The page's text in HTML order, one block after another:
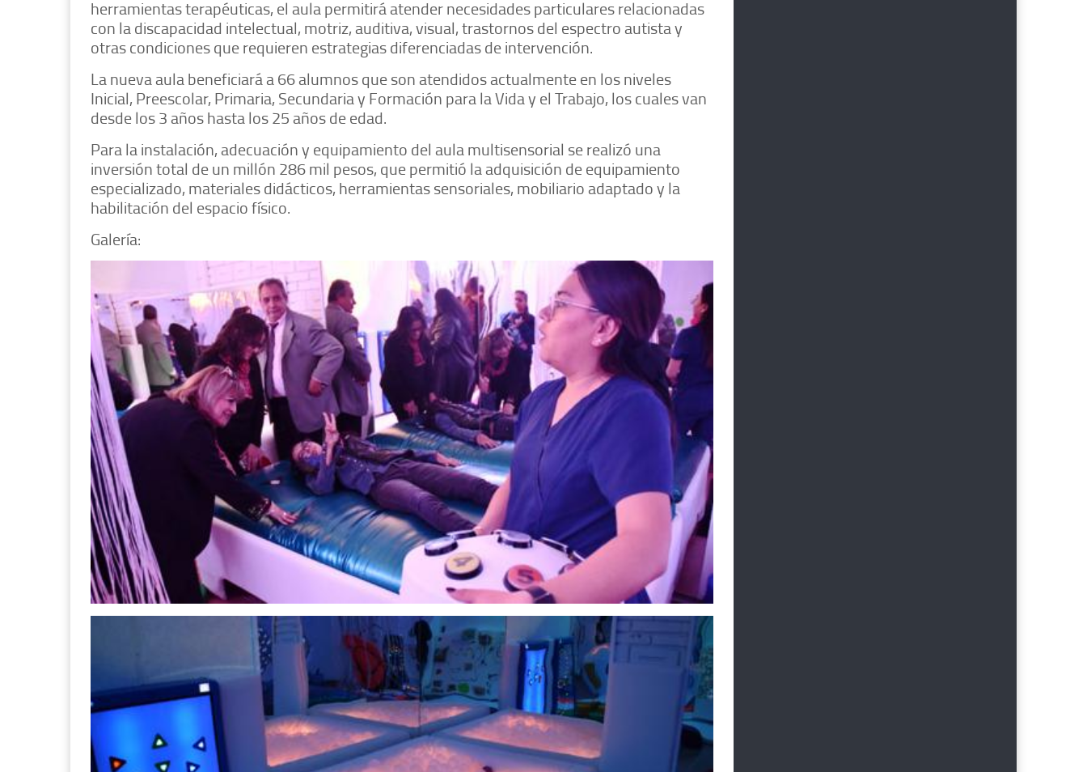
herramientas terapéuticas, el aula permitirá atender necesidades particulares relacionadas
con la discapacidad intelectual, motriz, auditiva, visual, trastornos del espectro autista y
otras condiciones que requieren estrategias diferenciadas de intervención.
La nueva aula beneficiará a 66 alumnos que son atendidos actualmente en los niveles
Inicial, Preescolar, Primaria, Secundaria y Formación para la Vida y el Trabajo, los cuales van
desde los 3 años hasta los 25 años de edad.
Para la instalación, adecuación y equipamiento del aula multisensorial se realizó una
inversión total de un millón 286 mil pesos, que permitió la adquisición de equipamiento
especializado, materiales didácticos, herramientas sensoriales, mobiliario adaptado y la
habilitación del espacio físico.
Galería: